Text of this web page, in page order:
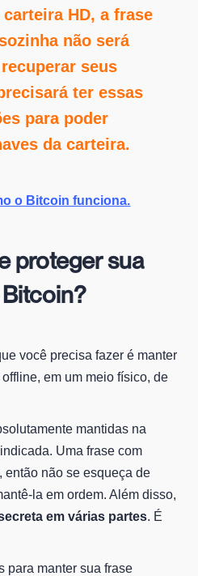
HD, a frase
não será
seus
ter essas
para poder
da carteira.
o Bitcoin funciona.
proteger sua
você precisa fazer é manter
em um meio físico, de
mantidas na
Uma frase com
então não se esqueça de
la em ordem. Além disso,
em várias partes. É
para manter sua frase